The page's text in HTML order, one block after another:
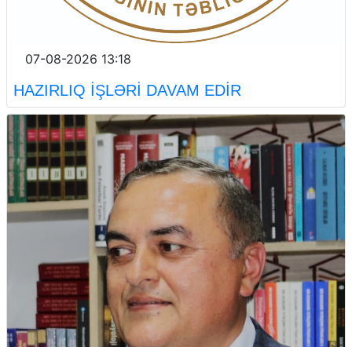
07-08-2026 13:18
HAZIRLIQ İŞLƏRİ DAVAM EDİR